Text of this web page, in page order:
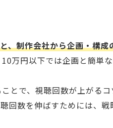
、制作会社から企画・構
万円以下では企画と簡単
とで、視聴回数が上がる
数を伸ばすためには、戦